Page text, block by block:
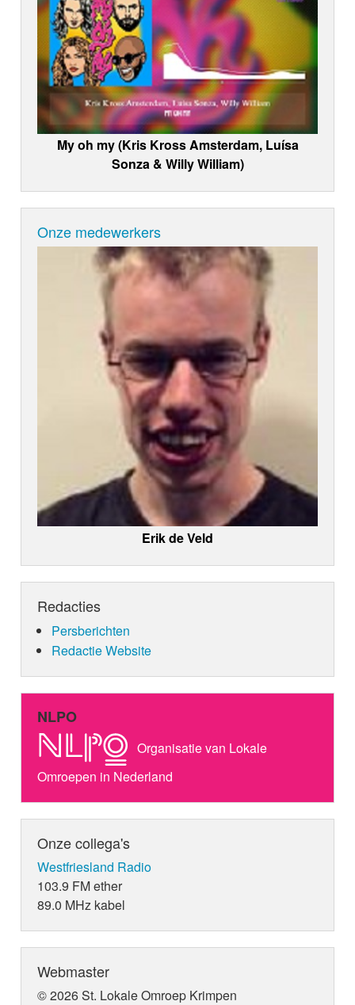
My oh my (Kris Kross Amsterdam, Luísa
Sonza & Willy William)
Onze medewerkers
Erik de Veld
Redacties
Persberichten
Redactie Website
NLPO
Organisatie van Lokale
Omroepen in Nederland
Onze collega's
Westfriesland Radio
103.9 FM ether
89.0 MHz kabel
Webmaster
© 2026 St. Lokale Omroep Krimpen